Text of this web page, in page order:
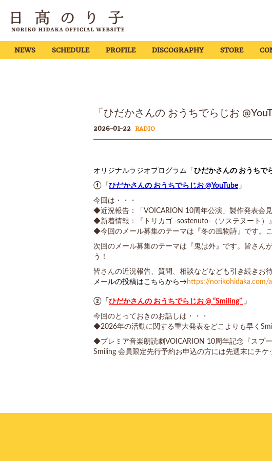
NEWS SCHEDULE PROFILE DISCOGRAPHY STORE
「ひだかさんの おうちでらじお
2026-01-22 RADIO
オリジナルラジオプログラム「 ひだかさんの おうちで
①「 ひだかさんの おうちでらじお @YouTube 」
今回は・・・
◆近況報告：「VOICARION 10周年公演」製作発表会
◆新着情報：『トリカゴ -sostenuto-（ソステヌート）
◆今回のメール募集のテーマは『冬の風物詩』です。
次回のメール募集のテーマは『鬼は外』です。皆さん
う！
皆さんの近況報告、質問、相談などなども引き続きお
メールの投稿はこちらから→ https://norikohidaka.com/
②「 ひだかさんの おうちでらじお @ “Smiling” 」
今回のとっておきのお話しは・・・
◆2026年の活動に関する重大発表をどこよりも早く
◆プレミア音楽朗読劇VOICARION 10周年記念『スプ
Smiling 会員限定先行予約お申込の方には先週末にチケ